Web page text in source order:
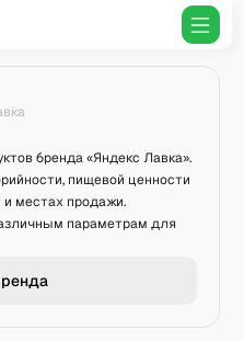
бренда «Яндекс Лавка».
пищевой ценности
и местах продажи.
параметрам для